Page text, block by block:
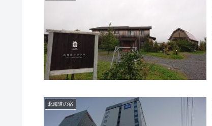
北海道の宿